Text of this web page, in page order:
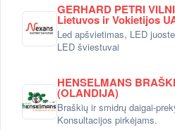
GERHARD PETRI
Lietuvos ir Vokietijos
Led apšvietimas, LED
LED šviestuvai
HENSELMANS
(OLANDIJA)
Braškių ir smidrų daigai-
Konsultacijos pirkėjams.